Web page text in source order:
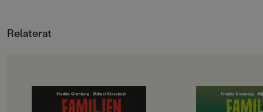
Relaterat
OM BOKEN
"Som vanligt kryllar det av dråpliga
OM BOKEN
"Texten är